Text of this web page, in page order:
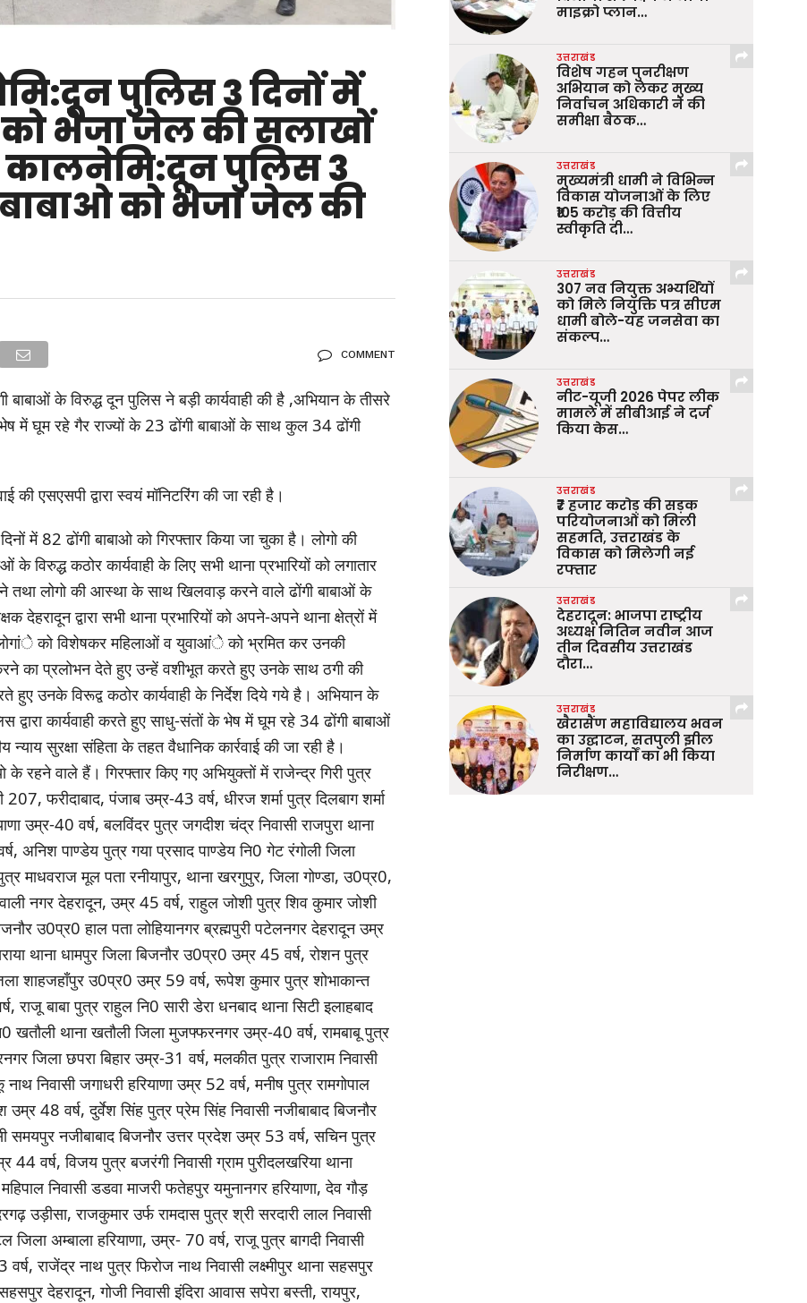
पुलिस 3 दिनों में
को भेजा जेल की सलाखों
पुलिस 3
बाबाओ को भेजा जेल की
COMMENT
के विरुद्ध दून पुलिस ने बड़ी कार्यवाही की है ,अभियान के तीसरे
में घूम रहे गैर राज्यों के 23 ढोंगी बाबाओं के साथ कुल 34 ढोंगी
की एसएसपी द्वारा स्वयं मॉनिटरिंग की जा रही है।
में 82 ढोंगी बाबाओ को गिरफ्तार किया जा चुका है। लोगो की
विरुद्ध कठोर कार्यवाही के लिए सभी थाना प्रभारियों को लगातार
तथा लोगो की आस्था के साथ खिलवाड़ करने वाले ढोंगी बाबाओं के
देहरादून द्वारा सभी थाना प्रभारियों को अपने-अपने थाना क्षेत्रों में
को विशेषकर महिलाओं व युवाआंे को भ्रमित कर उनकी
का प्रलोभन देते हुए उन्हें वशीभूत करते हुए उनके साथ ठगी की
उनके विरूद्व कठोर कार्यवाही के निर्देश दिये गये है। अभियान के
द्वारा कार्यवाही करते हुए साधु-संतों के भेष में घूम रहे 34 ढोंगी बाबाओं
न्याय सुरक्षा संहिता के तहत वैधानिक कार्रवाई की जा रही है।
के रहने वाले हैं। गिरफ्तार किए गए अभियुक्तों में राजेन्द्र गिरी पुत्र
207, फरीदाबाद, पंजाब उम्र-43 वर्ष, धीरज शर्मा पुत्र दिलबाग शर्मा
उम्र-40 वर्ष, बलविंदर पुत्र जगदीश चंद्र निवासी राजपुरा थाना
अनिश पाण्डेय पुत्र गया प्रसाद पाण्डेय नि0 गेट रंगोली जिला
माधवराज मूल पता रनीयापुर, थाना खरगुपुर, जिला गोण्डा, उ0प्र0,
नगर देहरादून, उम्र 45 वर्ष, राहुल जोशी पुत्र शिव कुमार जोशी
उ0प्र0 हाल पता लोहियानगर ब्रह्मपुरी पटेलनगर देहरादून उम्र
थाना धामपुर जिला बिजनौर उ0प्र0 उम्र 45 वर्ष, रोशन पुत्र
जिला शाहजहाँपुर उ0प्र0 उम्र 59 वर्ष, रूपेश कुमार पुत्र शोभाकान्त
राजू बाबा पुत्र राहुल नि0 सारी डेरा धनबाद थाना सिटी इलाहबाद
थाना खतौली जिला मुजफ्फरनगर उम्र-40 वर्ष, रामबाबू पुत्र
जिला छपरा बिहार उम्र-31 वर्ष, मलकीत पुत्र राजाराम निवासी
निवासी जगाधरी हरियाणा उम्र 52 वर्ष, मनीष पुत्र रामगोपाल
48 वर्ष, दुर्वेश सिंह पुत्र प्रेम सिंह निवासी नजीबाबाद बिजनौर
समयपुर नजीबाबाद बिजनौर उत्तर प्रदेश उम्र 53 वर्ष, सचिन पुत्र
वर्ष, विजय पुत्र बजरंगी निवासी ग्राम पुरीदलखरिया थाना
निवासी डडवा माजरी फतेहपुर यमुनानगर हरियाणा, देव गौड़
उड़ीसा, राजकुमार उर्फ रामदास पुत्र श्री सरदारी लाल निवासी
जिला अम्बाला हरियाणा, उम्र- 70 वर्ष, राजू पुत्र बागदी निवासी
राजेंद्र नाथ पुत्र फिरोज नाथ निवासी लक्ष्मीपुर थाना सहसपुर
देहरादून, गोजी निवासी इंदिरा आवास सपेरा बस्ती, रायपुर,
माइक्रो प्लान…
उत्तराखंड
विशेष गहन पुनरीक्षण
अभियान को लेकर मुख्य
निर्वाचन अधिकारी ने की
समीक्षा बैठक…
उत्तराखंड
मुख्यमंत्री धामी ने विभिन्न
विकास योजनाओं के लिए
₹105 करोड़ की वित्तीय
स्वीकृति दी…
उत्तराखंड
307 नव नियुक्त अभ्यर्थियों
को मिले नियुक्ति पत्र सीएम
धामी बोले-यह जनसेवा का
संकल्प…
उत्तराखंड
नीट-यूजी 2026 पेपर लीक
मामले में सीबीआई ने दर्ज
किया केस…
उत्तराखंड
₹7 हजार करोड़ की सड़क
परियोजनाओं को मिली
सहमति, उत्तराखंड के
विकास को मिलेगी नई
रफ्तार
उत्तराखंड
देहरादून: भाजपा राष्ट्रीय
अध्यक्ष नितिन नवीन आज
तीन दिवसीय उत्तराखंड
दौरा…
उत्तराखंड
खैरासैंण महाविद्यालय भवन
का उद्घाटन, सतपुली झील
निर्माण कार्यों का भी किया
निरीक्षण…